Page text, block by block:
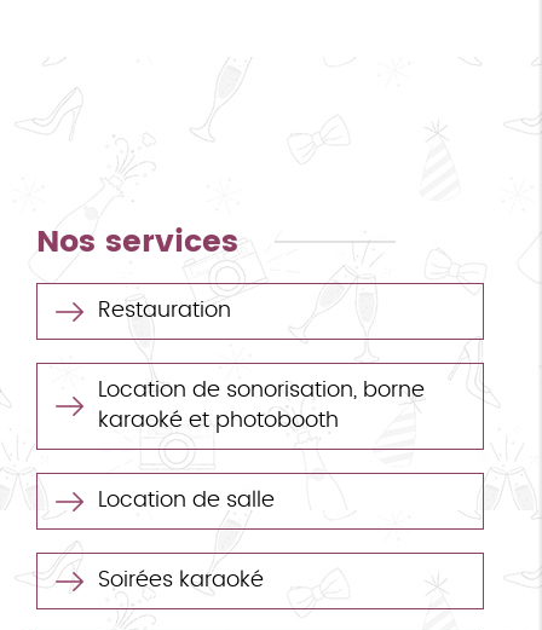
Nos services
Restauration
Location de sonorisation, borne
karaoké et photobooth
Location de salle
Soirées karaoké